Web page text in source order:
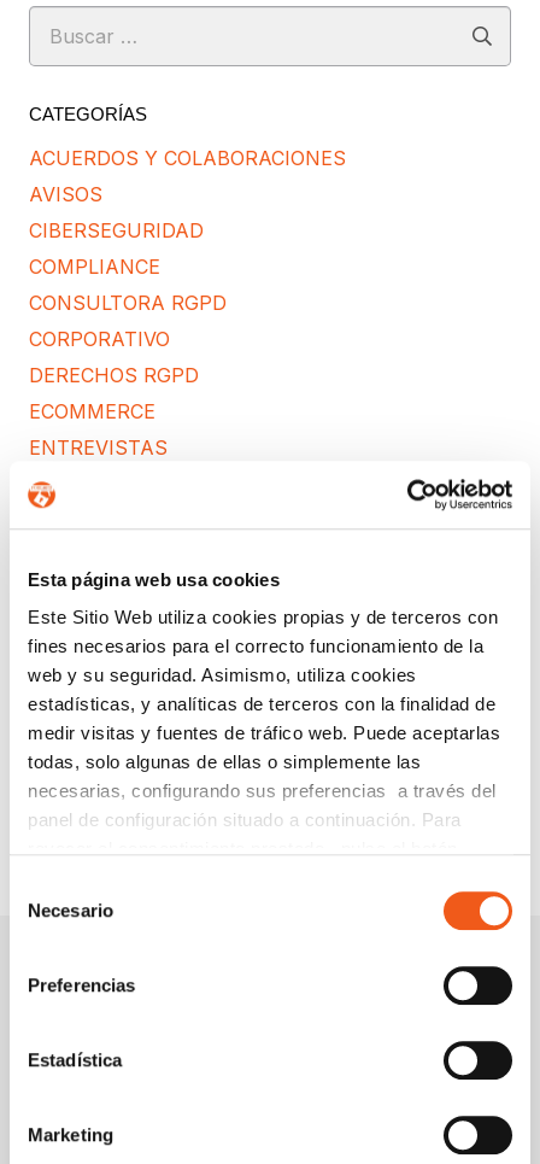
Esta página web usa cookies
Este Sitio Web utiliza cookies propias y de terceros con
fines necesarios para el correcto funcionamiento de la
web y su seguridad. Asimismo, utiliza cookies
estadísticas, y analíticas de terceros con la finalidad de
medir visitas y fuentes de tráfico web. Puede aceptarlas
todas, solo algunas de ellas o simplemente las
necesarias, configurando sus preferencias a través del
panel de configuración situado a continuación. Para
consultar nuestra política de cookies
política de cookies
Necesario
Preferencias
Estadística
Marketing
Buscar:
CATEGORÍAS
ACUERDOS Y COLABORACIONES
AVISOS
CIBERSEGURIDAD
COMPLIANCE
CONSULTORA RGPD
CORPORATIVO
DERECHOS RGPD
ECOMMERCE
ENTREVISTAS
FORMACIÓN
POLÍTICA DE COOKIES
PREMIOS
PROTECCIÓN DE DATOS
PUBLICACIONES JURÍDICAS
SERVICIOS
WEBINARS Y PONENCIAS
Igualdad en la
adoptar?
Universidades
solicitan cambiar la
sexismo lingüístico